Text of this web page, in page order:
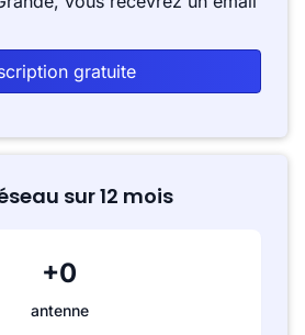
gratuite
sur 12 mois
+0
antenne